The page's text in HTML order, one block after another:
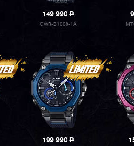
149 990P
GWR-B1000-1A
199 990P